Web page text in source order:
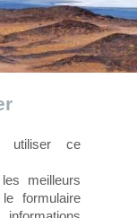
utiliser ce
meilleurs
formulaire